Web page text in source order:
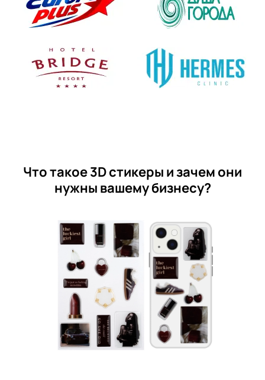
Что такое 3D стикеры и зачем они
нужны вашему бизнесу?